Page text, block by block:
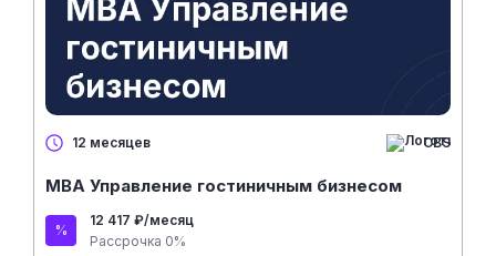
12 месяцев CBS
MBA Управление гостиничным бизнесом
12 417 ₽/месяц
Рассрочка 0%